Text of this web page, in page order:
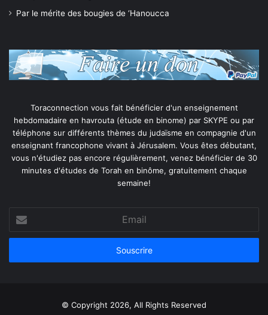
Par le mérite des bougies de ‘Hanoucca
Toraconnection vous fait bénéficier d'un enseignement
hebdomadaire en havrouta (étude en binome) par SKYPE ou par
téléphone sur différents thèmes du judaïsme en compagnie d'un
enseignant francophone vivant à Jérusalem. Vous êtes débutant,
vous n'étudiez pas encore régulièrement, venez bénéficier de 30
minutes d'études de Torah en binôme, gratuitement chaque
semaine!
© Copyright 2026, All Rights Reserved